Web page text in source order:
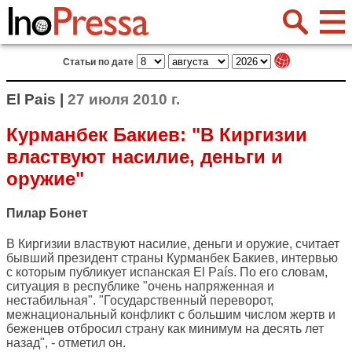
Статьи по дате
El Pais | 27 июля 2010 г.
Курманбек Бакиев: "В Киргизии
властвуют насилие, деньги и
оружие"
Пилар Бонет
В Киргизии властвуют насилие, деньги и оружие, считает
бывший президент страны Курманбек Бакиев, интервью
с которым публикует испанская El País. По его словам,
ситуация в республике "очень напряженная и
нестабильная". "Государственный переворот,
межнациональный конфликт с большим числом жертв и
беженцев отбросил страну как минимум на десять лет
назад", - отметил он.